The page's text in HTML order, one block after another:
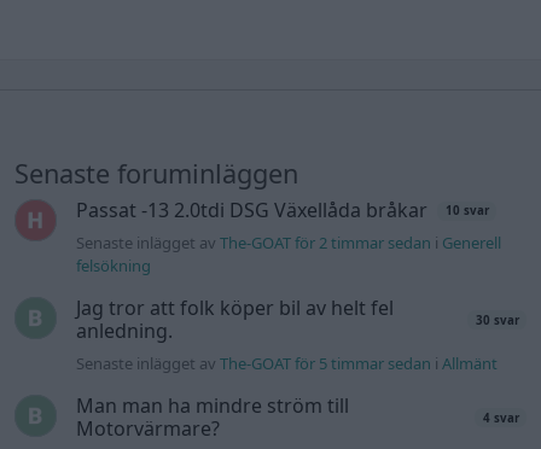
Senaste foruminläggen
Passat -13 2.0tdi DSG Växellåda bråkar 10 svar
Senaste inlägget avThe-GOAT för 2 timmar sedan i Generell
felsökning
Jag tror att folk köper bil av helt fel
anledning.
30 svar
Senaste inlägget avThe-GOAT för 5 timmar sedan iAllmänt
Man man ha mindre ström till
Motorvärmare?
4 svar